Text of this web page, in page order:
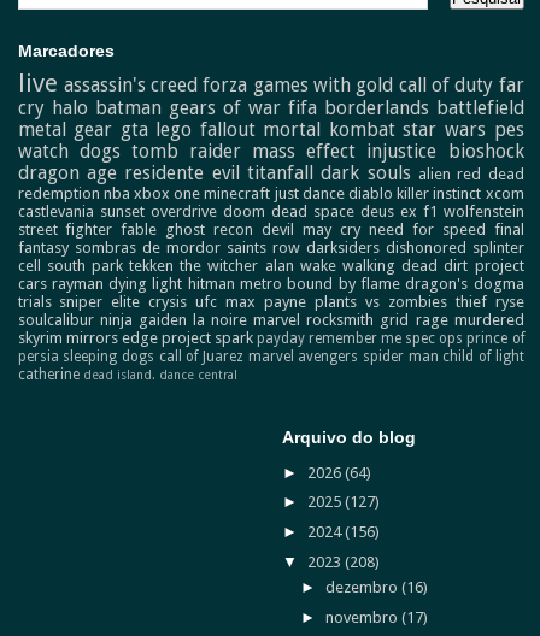
Marcadores
live assassin's creed forza games with gold call of duty far
cry halo batman gears of war fifa borderlands battlefield
metal gear gta lego fallout mortal kombat star wars pes
watch dogs tomb raider mass effect injustice bioshock
dragon age residente evil titanfall dark souls alien red dead
redemption nba xbox one minecraft just dance diablo killer instinct xcom
castlevania sunset overdrive doom dead space deus ex f1 wolfenstein
street fighter fable ghost recon devil may cry need for speed final
fantasy sombras de mordor saints row darksiders dishonored splinter
cell
south park tekken the witcher alan wake walking dead dirt project
cars rayman dying light hitman metro bound by flame dragon's dogma
trials sniper elite crysis ufc max payne plants vs zombies thief ryse
soulcalibur ninja gaiden la noire marvel rocksmith grid rage murdered
skyrim mirrors edge project spark payday remember me spec ops prince of
persia sleeping dogs call of Juarez marvel avengers spider man child of light
catherine dead island. dance central
Arquivo do blog
► 2026 (64)
► 2025 (127)
► 2024(156)
▼ 2023 (208)
►dezembro(16)
►novembro(17)